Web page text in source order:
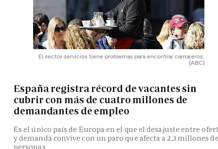
El sector servicios tiene problemas para encontrar camareros.
(ABC)
España registra récord de vacantes sin
cubrir con más de cuatro millones de
demandantes de empleo
Es el único país de Europa en el que el desajuste entre
y demanda convive con un paro que afecta a 2,3 millones
personas